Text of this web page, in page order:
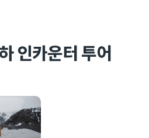
인카운터 투어